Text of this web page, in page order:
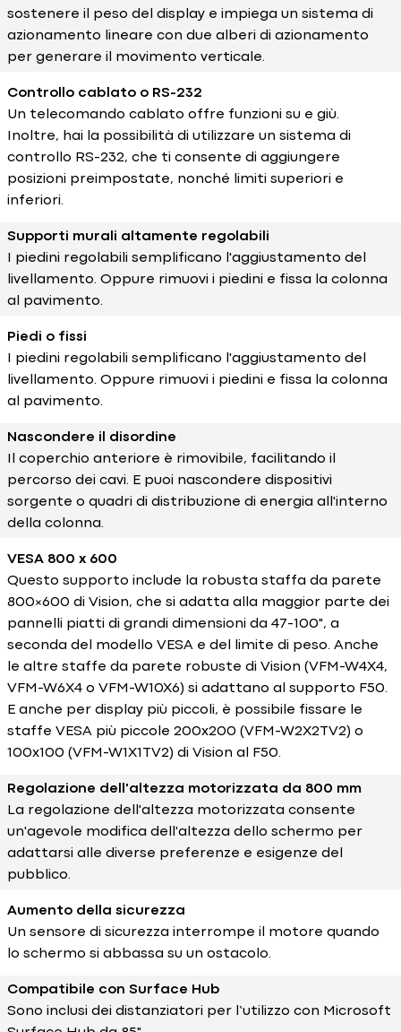
sostenere il peso del display e impiega un sistema di
azionamento lineare con due alberi di azionamento
per generare il movimento verticale.
Controllo cablato o RS-232
Un telecomando cablato offre funzioni su e giù.
Inoltre, hai la possibilità di utilizzare un sistema di
controllo RS-232, che ti consente di aggiungere
posizioni preimpostate, nonché limiti superiori e
inferiori.
Supporti murali altamente regolabili
I piedini regolabili semplificano l'aggiustamento del
livellamento. Oppure rimuovi i piedini e fissa la colonna
al pavimento.
Piedi o fissi
I piedini regolabili semplificano l'aggiustamento del
livellamento. Oppure rimuovi i piedini e fissa la colonna
al pavimento.
Nascondere il disordine
Il coperchio anteriore è rimovibile, facilitando il
percorso dei cavi. E puoi nascondere dispositivi
sorgente o quadri di distribuzione di energia all'interno
della colonna.
VESA 800 x 600
Questo supporto include la robusta staffa da parete
800×600 di Vision, che si adatta alla maggior parte dei
pannelli piatti di grandi dimensioni da 47-100", a
seconda del modello VESA e del limite di peso. Anche
le altre staffe da parete robuste di Vision (VFM-W4X4,
VFM-W6X4 o VFM-W10X6) si adattano al supporto F50.
E anche per display più piccoli, è possibile fissare le
staffe VESA più piccole 200x200 (VFM-W2X2TV2) o
100x100 (VFM-W1X1TV2) di Vision al F50.
Regolazione dell'altezza motorizzata da 800 mm
La regolazione dell'altezza motorizzata consente
un'agevole modifica dell'altezza dello schermo per
adattarsi alle diverse preferenze e esigenze del
pubblico.
Aumento della sicurezza
Un sensore di sicurezza interrompe il motore quando
lo schermo si abbassa su un ostacolo.
Compatibile con Surface Hub
Sono inclusi dei distanziatori per l’utilizzo con Microsoft